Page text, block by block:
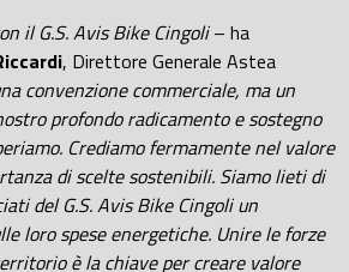
il G.S. Avis Bike Cingoli– ha
, Direttore Generale Astea
convenzione commerciale, ma un
profondo radicamento e sostegno
Crediamo fermamente nel valore
di scelte sostenibili. Siamo lieti di
del G.S. Avis Bike Cingoli un
loro spese energetiche. Unire le forze
è la chiave per creare valore